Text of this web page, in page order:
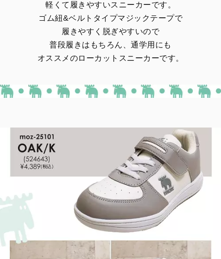
軽くて履きやすいスニーカーです。
ゴム紐&ベルトタイプマジックテープで
履きやすく脱ぎやすいので
普段履きはもちろん、通学用にも
オススメのローカットスニーカーです。